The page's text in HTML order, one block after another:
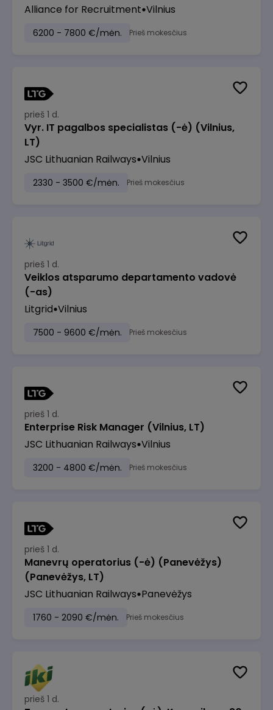
Alliance for Recruitment Vilnius
6200 - 7800 €/mėn. Prieš mokesčius
prieš 1 d.
Vyr. IT pagalbos specialistas (-ė) (Vilnius,
LT)
JSC Lithuanian Railways Vilnius
2330 - 3500 €/mėn. Prieš mokesčius
prieš 1 d.
Veiklos atsparumo departamento vadovė
(-as)
Litgrid Vilnius
7500 - 9600 €/mėn. Prieš mokesčius
prieš 1 d.
Enterprise Risk Manager (Vilnius, LT)
JSC Lithuanian Railways Vilnius
3200 - 4800 €/mėn. Prieš mokesčius
prieš 1 d.
Manevrų operatorius (-ė) (Panevėžys)
(Panevėžys, LT)
JSC Lithuanian Railways Panevėžys
1760 - 2090 €/mėn. Prieš mokesčius
prieš 1 d.